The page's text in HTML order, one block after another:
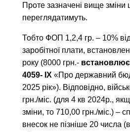
Проте зазначені вище зміни
переглядатимуть.
Тобто ФОП 1,2,4 гр. – 10% від
заробітної плати,
року (8000 грн.-
4059- ІХ «Про державний
2025 рік»). Відповідно,
грн./міс. (для 4 кв 2024р.,
зміни, то 710,00 грн./міс.) –
внесок не пізніше 20 числа